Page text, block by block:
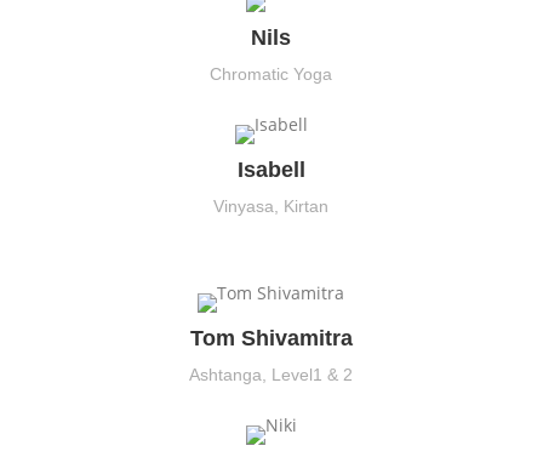
Nils
Chromatic Yoga
Isabell
Vinyasa, Kirtan
Tom Shivamitra
Ashtanga, Level1 & 2